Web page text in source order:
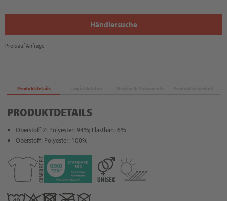
Händlersuche
Preis auf Anfrage
Produktdetails
PRODUKTDETAILS
Oberstoff 2: Polyester: 94%; Elasthan: 6%
Oberstoff: Polyester: 100%